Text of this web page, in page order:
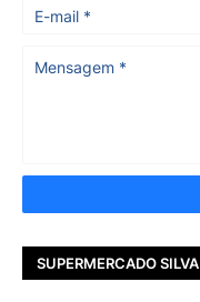
SUPERMERCADO SILVA